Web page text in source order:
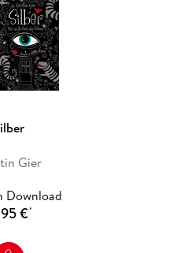
die fulminate, spannende
Gier
Download
€*